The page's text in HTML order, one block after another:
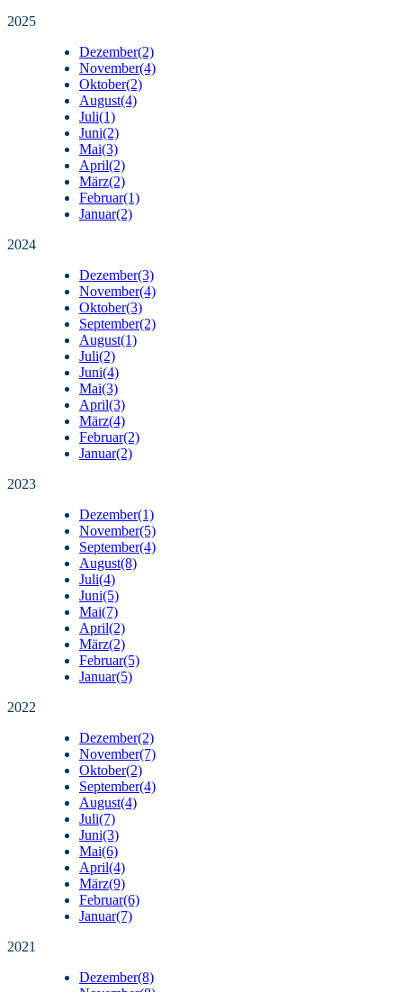
2025
Dezember(2)
November(4)
Oktober(2)
August(4)
Juli(1)
Juni(2)
Mai(3)
April(2)
März(2)
Februar(1)
Januar(2)
2024
Dezember(3)
November(4)
Oktober(3)
September(2)
August(1)
Juli(2)
Juni(4)
Mai(3)
April(3)
März(4)
Februar(2)
Januar(2)
2023
Dezember(1)
November(5)
September(4)
August(8)
Juli(4)
Juni(5)
Mai(7)
April(2)
März(2)
Februar(5)
Januar(5)
2022
Dezember(2)
November(7)
Oktober(2)
September(4)
August(4)
Juli(7)
Juni(3)
Mai(6)
April(4)
März(9)
Februar(6)
Januar(7)
2021
Dezember(8)